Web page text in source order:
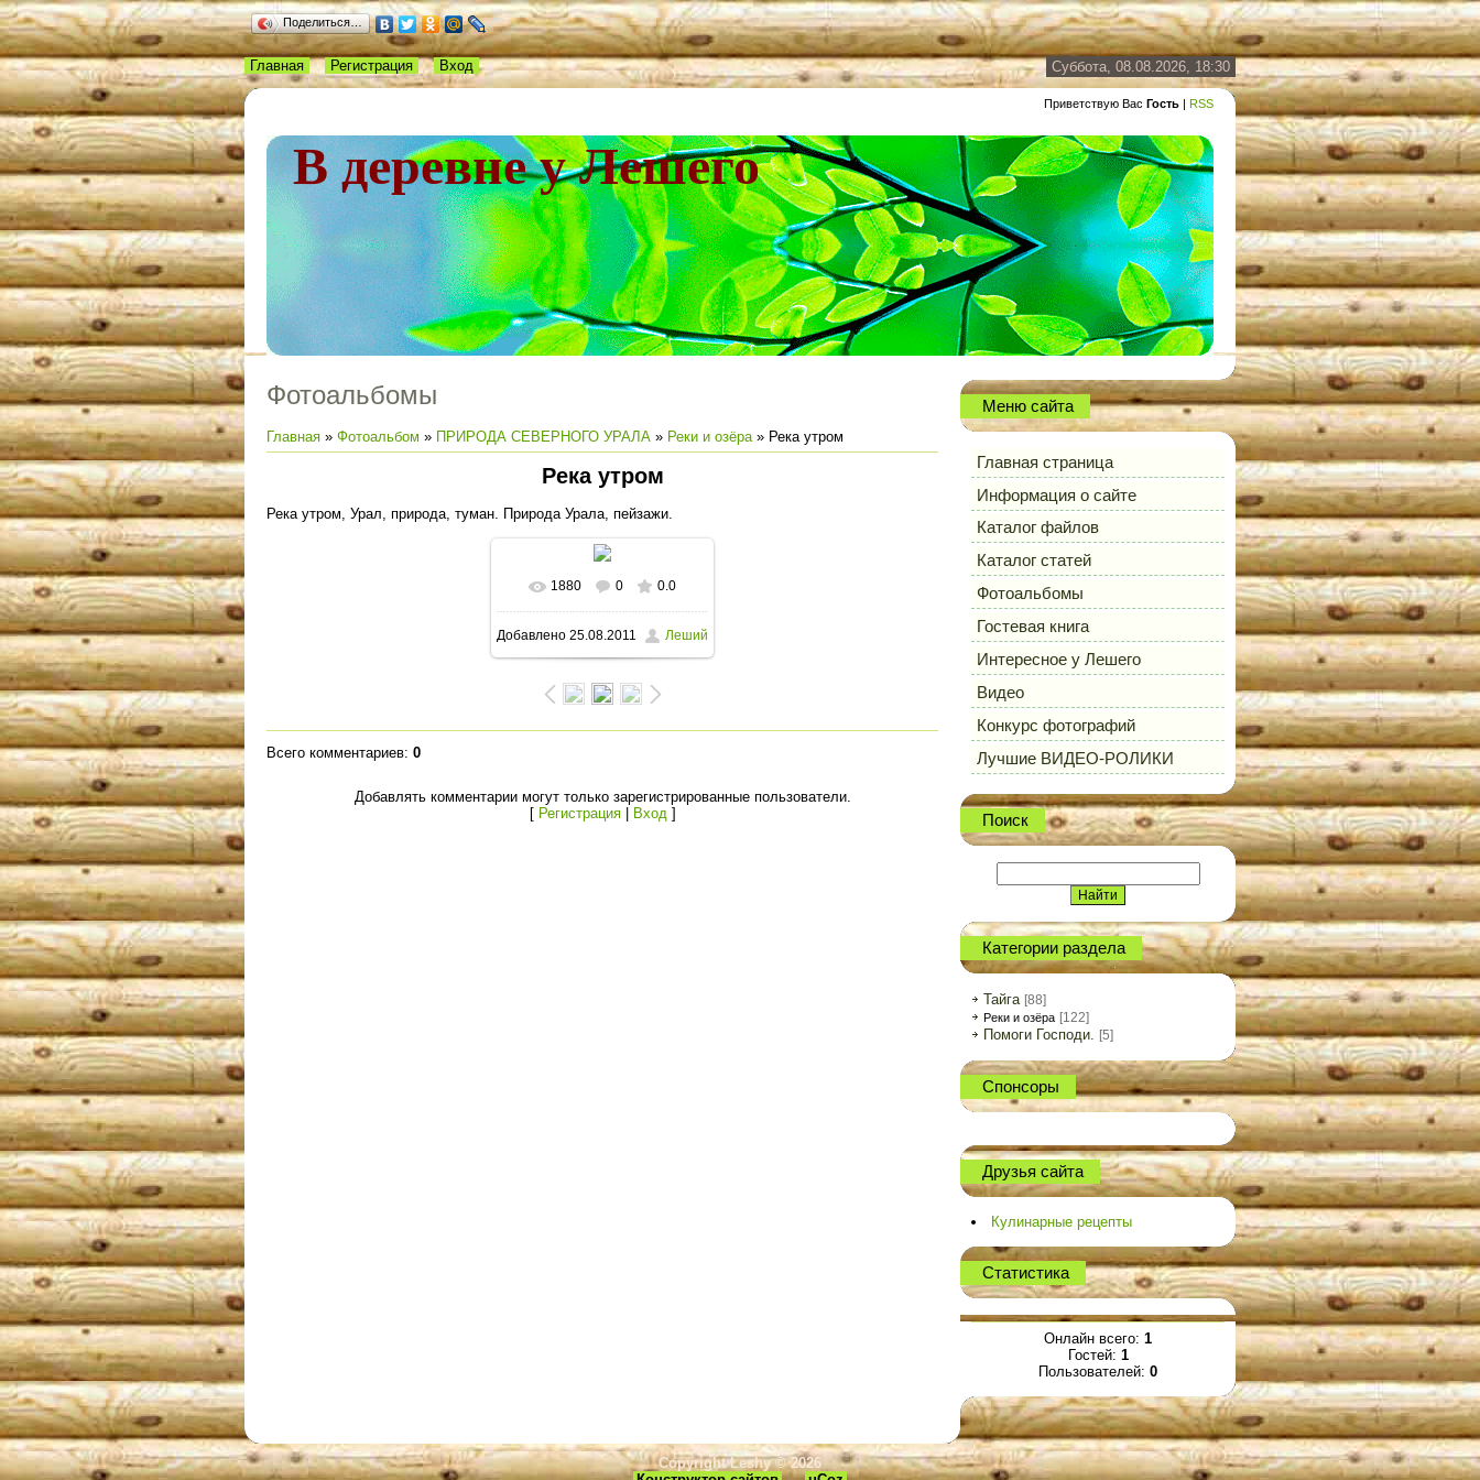
Поделиться…
Суббота, 08.08.2026, 18:30
Приветствую Вас Гость | RSS
В деревне у Лешего
Главная Регистрация Вход
Фотоальбомы
Главная » Фотоальбом » ПРИРОДА СЕВЕРНОГО УРАЛА » Реки и озёра » Река утром
Река утром
Река утром, Урал, природа, туман. Природа Урала, пейзажи.
В реальном размере
1600x1200/ 134.5Kb
1880 0 0.0
Добавлено 25.08.2011 Леший
Всего комментариев: 0
Добавлять комментарии могут только зарегистрированные пользователи.
[ Регистрация| Вход ]
Меню сайта
Главная страница
Информация о сайте
Каталог файлов
Каталог статей
Фотоальбомы
Гостевая книга
Интересное у Лешего
Видео
Конкурс фотографий
Лучшие ВИДЕО-РОЛИКИ
Поиск
Категории раздела
Тайга [88]
Реки и озёра [122]
Помоги Господи. [5]
Спонсоры
Друзья сайта
Кулинарные рецепты
Статистика
Онлайн всего: 1
Гостей: 1
Пользователей: 0
Copyright Leshy © 2026